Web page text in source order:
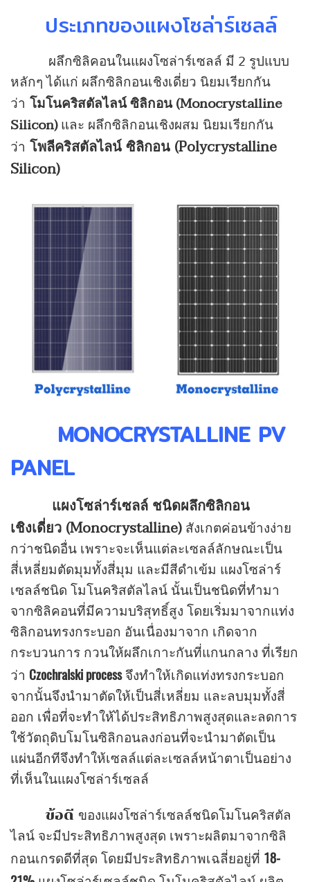
ประเภทของแผงโซล่าร์เซลล์
ผลึกซิลิคอนในแผงโซล่าร์เซลล์ มี 2 รูปแบบ
หลักๆ ได้แก่ ผลึกซิลิกอนเชิงเดี่ยว นิยมเรียกกัน
ว่า
โมโนคริสตัลไลน์ ซิลิกอน (Monocrystalline
Silicon)และ ผลึกซิลิกอนเชิงผสม นิยมเรียกกัน
ว่า โพลีคริสตัลไลน์ ซิลิกอน (Polycrystalline
Silicon)
MONOCRYSTALLINE PV
PANEL
แผงโซล่าร์เซลล์ ชนิดผลึกซิลิกอน
เชิงเดี่ยว (Monocrystalline) สังเกตค่อนข้างง่าย
กว่าชนิดอื่น เพราะจะเห็นแต่ละเซลล์ลักษณะเป็น
สี่เหลี่ยมตัดมุมทั้งสี่มุม และมีสีดำเข้ม แผงโซล่าร์
เซลล์ชนิด โมโนคริสตัลไลน์ นั้นเป็นชนิดที่ทำมา
จากซิลิคอนที่มีความบริสุทธิ์สูง โดยเริ่มมาจากแท่ง
ซิลิกอนทรงกระบอก อันเนื่องมาจาก เกิดจาก
กระบวนการ กวนให้ผลึกเกาะกันที่แกนกลาง ที่เรียก
ว่า Czochralski processจึงทำให้เกิดแท่งทรงกระบอก
จากนั้นจึงนำมาตัดให้เป็นสี่เหลี่ยม และลบมุมทั้งสี่
ออก เพื่อที่จะทำให้ได้ประสิทธิภาพสูงสุดและลดการ
ใช้วัตถุดิบโมโนซิลิกอนลงก่อนที่จะนำมาตัดเป็น
แผ่นอีกทีจึงทำให้เซลล์แต่ละเซลล์หน้าตาเป็นอย่าง
ที่เห็นในแผงโซล่าร์เซลล์
ข้อดี ของแผงโซล่าร์เซลล์ชนิดโมโนคริสตัล
ไลน์ จะมีประสิทธิภาพสูงสุด เพราะผลิตมาจากซิลิ
กอนเกรดดีที่สุด โดยมีประสิทธิภาพเฉลี่ยอยู่ที่ 18-